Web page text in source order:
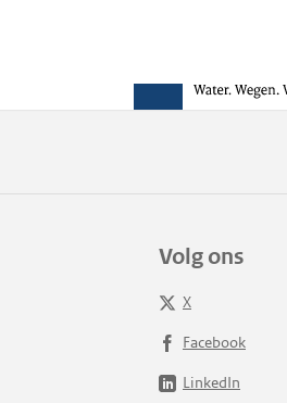
Volg ons
X
Facebook
LinkedIn